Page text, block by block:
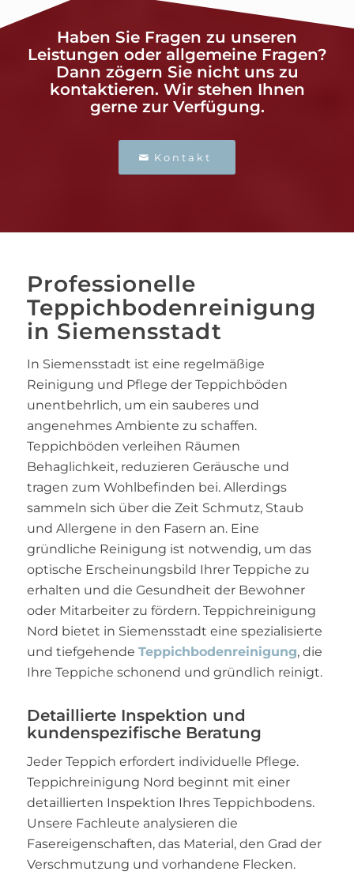
Haben Sie Fragen zu unseren
Leistungen oder allgemeine Fragen?
Dann zögern Sie nicht uns zu
kontaktieren. Wir stehen Ihnen
gerne zur Verfügung.
Kontakt
Professionelle
Teppichbodenreinigung
in Siemensstadt
In Siemensstadt ist eine regelmäßige
Reinigung und Pflege der Teppichböden
unentbehrlich, um ein sauberes und
angenehmes Ambiente zu schaffen.
Teppichböden verleihen Räumen
Behaglichkeit, reduzieren Geräusche und
tragen zum Wohlbefinden bei. Allerdings
sammeln sich über die Zeit Schmutz, Staub
und Allergene in den Fasern an. Eine
gründliche Reinigung ist notwendig, um das
optische Erscheinungsbild Ihrer Teppiche zu
erhalten und die Gesundheit der Bewohner
oder Mitarbeiter zu fördern. Teppichreinigung
Nord bietet in Siemensstadt eine spezialisierte
und tiefgehende Teppichbodenreinigung, die
Ihre Teppiche schonend und gründlich reinigt.
Detaillierte Inspektion und
kundenspezifische Beratung
Jeder Teppich erfordert individuelle Pflege.
Teppichreinigung Nord beginnt mit einer
detaillierten Inspektion Ihres Teppichbodens.
Unsere Fachleute analysieren die
Fasereigenschaften, das Material, den Grad der
Verschmutzung und vorhandene Flecken.